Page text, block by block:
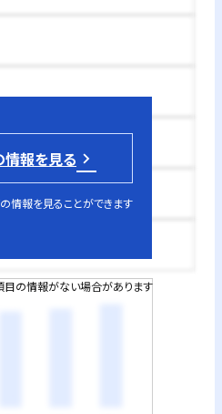
情報を見る
情報を見ることができます
目の情報がない場合があります